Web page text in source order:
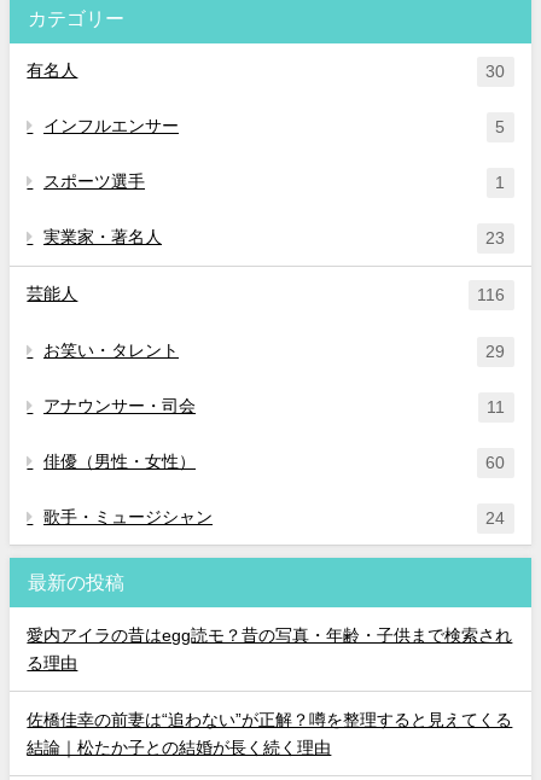
カテゴリー
有名人 30
インフルエンサー 5
スポーツ選手 1
実業家・著名人 23
芸能人 116
お笑い・タレント 29
アナウンサー・司会 11
俳優（男性・女性） 60
歌手・ミュージシャン 24
最新の投稿
愛内アイラの昔はegg読モ？昔の写真・年齢・子供まで検索され
る理由
佐橋佳幸の前妻は“追わない”が正解？噂を整理すると見えてくる
結論｜松たか子との結婚が長く続く理由